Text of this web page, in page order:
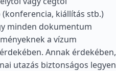
kiállítás stb.)
minden dokumentum
a vízum
Annak érdekében,
utazás biztonságos legyen